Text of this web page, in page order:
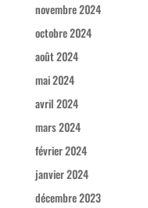
novembre 2024
octobre 2024
août 2024
mai 2024
avril 2024
mars 2024
février 2024
janvier 2024
décembre 2023